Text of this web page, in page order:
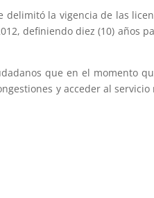
delimitó la vigencia de las
definiendo diez (10) años
que en el momento
y acceder al